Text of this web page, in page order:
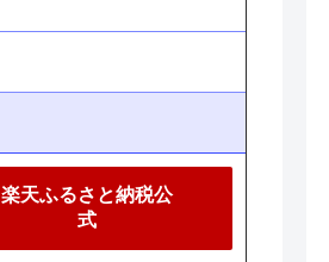
楽天ふるさと納税公
式